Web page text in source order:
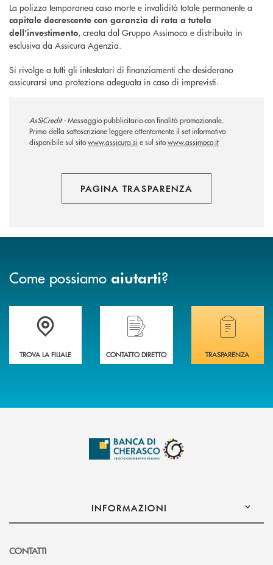
La polizza temporanea caso morte e invalidità totale permanente a
capitale decrescente con garanzia di rata a tutela
dell’investimento, creata dal Gruppo Assimoco e distribuita in
esclusiva da Assicura Agenzia.
Si rivolge a tutti gli intestatari di finanziamenti che desiderano
assicurarsi una protezione adeguata in caso di imprevisti.
AsSìCredit -Messaggio pubblicitario con finalità promozionale.
Prima della sottoscrizione leggere attentamente il set informativo
disponibile sul sitowww.assicura.sie sul sitowww.assimoco.it
PAGINA TRASPARENZA
Come possiamo aiutarti?
Accedi all' elenco completo delle filiali .
TROVA LA FILIALE
Hai bisogno di assistenza immediata?
CONTATTO DIRETTO
Hai bisogno di
TRASPARENZA
INFORMAZIONI
CONTATTI